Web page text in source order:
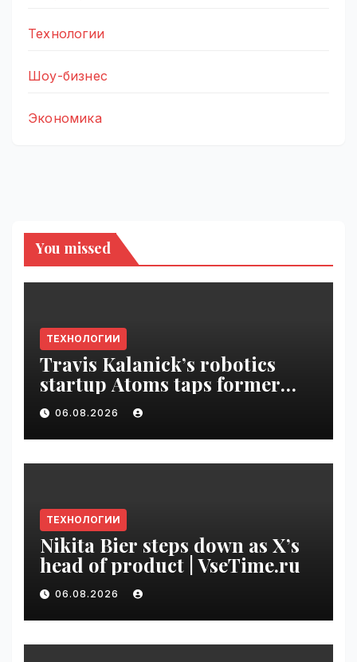
Технологии
Шоу-бизнес
Экономика
You missed
ТЕХНОЛОГИИ
Travis Kalanick’s robotics
startup Atoms taps former
Uber finance chief as CFO |
VseTime.ru
06.08.2026
ТЕХНОЛОГИИ
Nikita Bier steps down as X’s
head of product | VseTime.ru
06.08.2026